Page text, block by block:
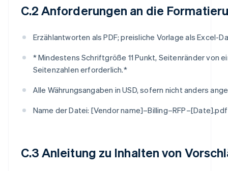
C.2 Anforderungen an die
Erzählantworten als PDF; preisliche Vorlage als Excel-
* Mindestens Schriftgröße 11 Punkt, Seitenränder von
Seitenzahlen erforderlich.*
Alle Währungsangaben in USD, sofern nicht anders
Name der Datei: [Vendor name]–Billing–RFP–[Date].pdf
C.3 Anleitung zu Inhalten von